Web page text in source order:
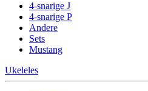
4-snarige J
4-snarige P
Andere
Sets
Mustang
Ukeleles